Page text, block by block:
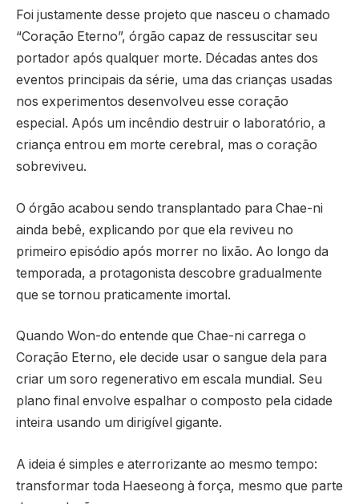
Foi justamente desse projeto que nasceu o chamado
“Coração Eterno”, órgão capaz de ressuscitar seu
portador após qualquer morte. Décadas antes dos
eventos principais da série, uma das crianças usadas
nos experimentos desenvolveu esse coração
especial. Após um incêndio destruir o laboratório, a
criança entrou em morte cerebral, mas o coração
sobreviveu.
O órgão acabou sendo transplantado para Chae-ni
ainda bebê, explicando por que ela reviveu no
primeiro episódio após morrer no lixão. Ao longo da
temporada, a protagonista descobre gradualmente
que se tornou praticamente imortal.
Quando Won-do entende que Chae-ni carrega o
Coração Eterno, ele decide usar o sangue dela para
criar um soro regenerativo em escala mundial. Seu
plano final envolve espalhar o composto pela cidade
inteira usando um dirigível gigante.
A ideia é simples e aterrorizante ao mesmo tempo:
transformar toda Haeseong à força, mesmo que parte